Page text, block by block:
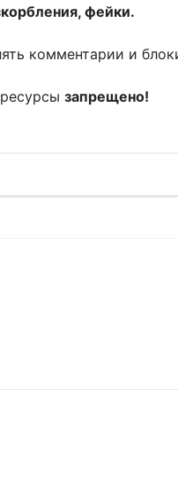
фейки.
комментарии и
запрещено!